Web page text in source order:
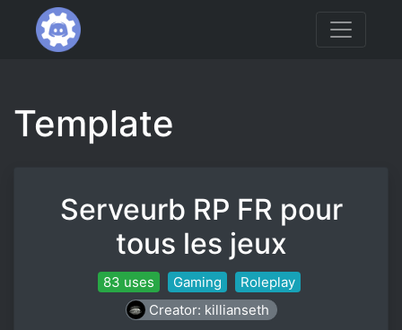
Template
Serveurb RP FR pour
tous les jeux
83 uses Gaming
Roleplay
Creator: killianseth